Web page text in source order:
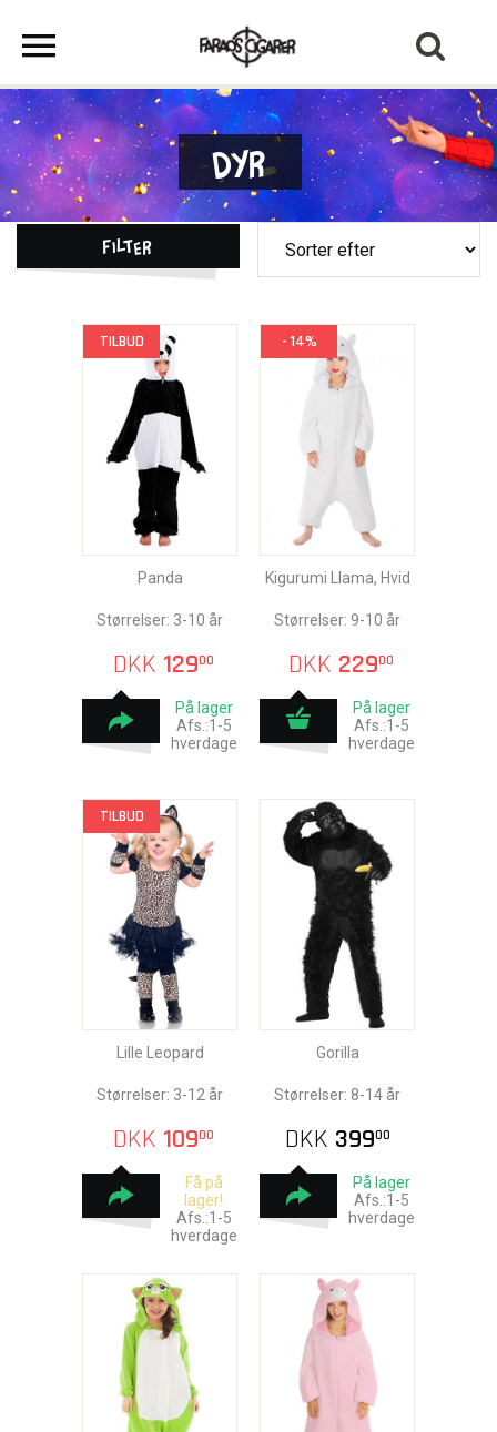
Dyr
Filter
TILBUD
Panda
Størrelser: 3-10 år
DKK 12900
På lager
Afs.:1-5
hverdage
- 14%
Kigurumi Llama, Hvid
Størrelser: 9-10 år
DKK 22900
På lager
Afs.:1-5
hverdage
TILBUD
Lille Leopard
Størrelser: 3-12 år
DKK 10900
Få på
lager!
Afs.:1-5
hverdage
Gorilla
Størrelser: 8-14 år
DKK 39900
På lager
Afs.:1-5
hverdage